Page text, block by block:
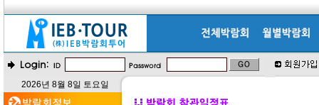
2026년 8월 8일 토요일